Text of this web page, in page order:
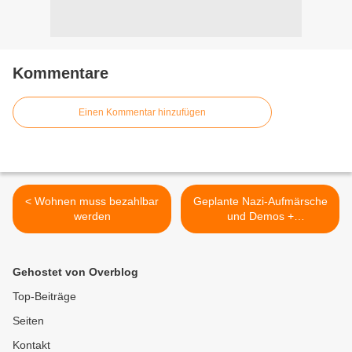
Kommentare
Einen Kommentar hinzufügen
< Wohnen muss bezahlbar
werden
Geplante Nazi-Aufmärsche
und Demos +
Veranstaltungen gegen
Gehostet von Overblog
Top-Beiträge
Seiten
Kontakt